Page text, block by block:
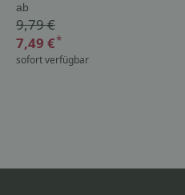
ab
9,79 €
7,49 €*
sofort verfügbar